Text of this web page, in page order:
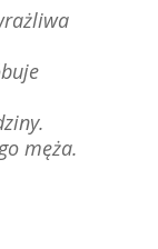
męża.